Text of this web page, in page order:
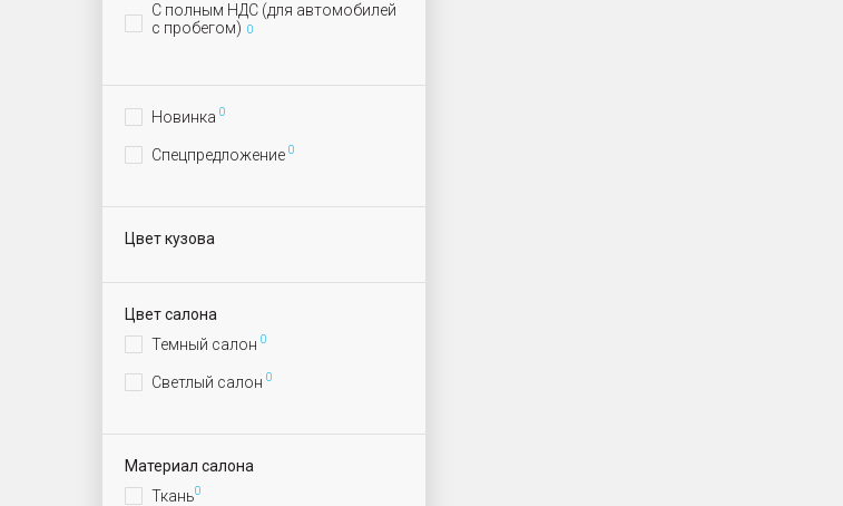
С полным НДС (для автомобилей
с пробегом) 0
Новинка 0
Спецпредложение 0
Цвет кузова
Цвет салона
Темный салон 0
Светлый салон 0
Материал салона
Ткань0